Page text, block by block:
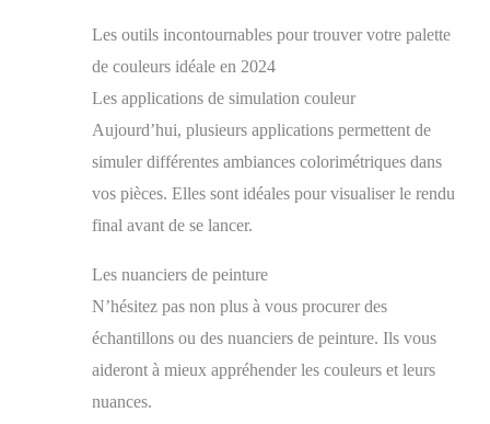
Les outils incontournables pour trouver votre palette
de couleurs idéale en 2024
Les applications de simulation couleur
Aujourd’hui, plusieurs applications permettent de
simuler différentes ambiances colorimétriques dans
vos pièces. Elles sont idéales pour visualiser le rendu
final avant de se lancer.
Les nuanciers de peinture
N’hésitez pas non plus à vous procurer des
échantillons ou des nuanciers de peinture. Ils vous
aideront à mieux appréhender les couleurs et leurs
nuances.